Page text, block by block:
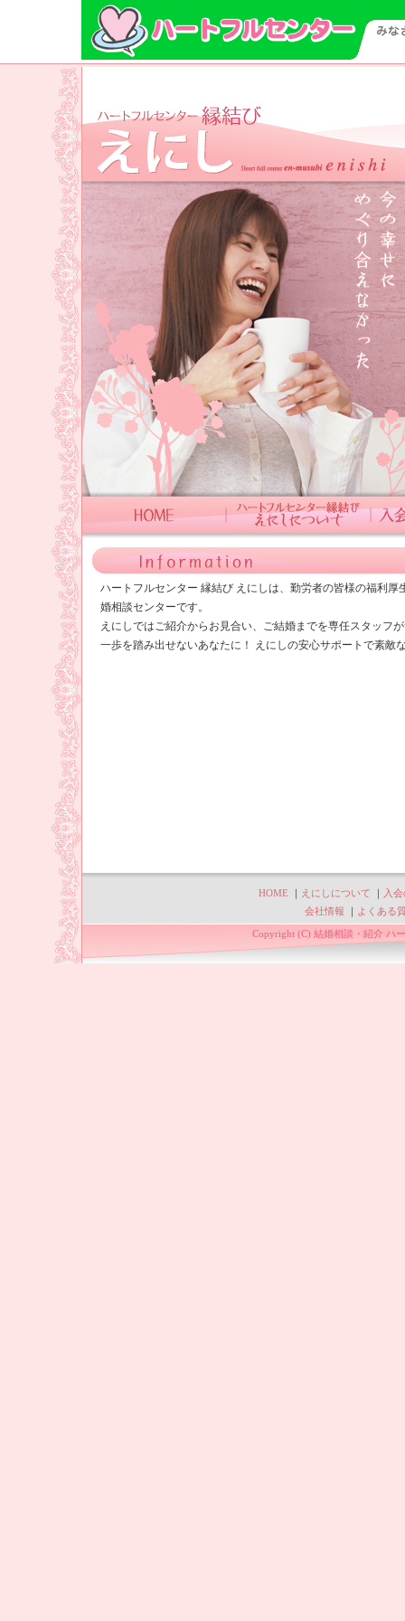
ハートフルセンター 縁結び えにしは、勤労者の皆様の福利
婚相談センターです。
えにしではご紹介からお見合い、ご結婚までを専任スタッフ
一歩を踏み出せないあなたに！ えにしの安心サポートで素敵
HOME ｜ えにしについて ｜
入
会社情報
｜ よくある
Copyright (C) 結婚相談・紹介 ハ